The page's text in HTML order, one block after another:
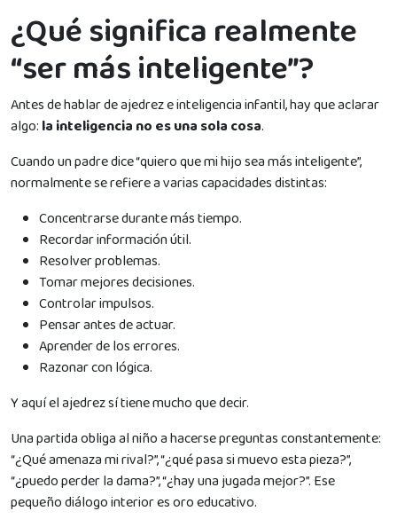
¿Qué significa realmente
“ser más inteligente”?
Antes de hablar de ajedrez e inteligencia infantil, hay que aclarar
algo: la inteligencia no es una sola cosa.
Cuando un padre dice “quiero que mi hijo sea más inteligente”,
normalmente se refiere a varias capacidades distintas:
Concentrarse durante más tiempo.
Recordar información útil.
Resolver problemas.
Tomar mejores decisiones.
Controlar impulsos.
Pensar antes de actuar.
Aprender de los errores.
Razonar con lógica.
Y aquí el ajedrez sí tiene mucho que decir.
Una partida obliga al niño a hacerse preguntas constantemente:
“¿Qué amenaza mi rival?”, “¿qué pasa si muevo esta pieza?”,
“¿puedo perder la dama?”, “¿hay una jugada mejor?”. Ese
pequeño diálogo interior es oro educativo.